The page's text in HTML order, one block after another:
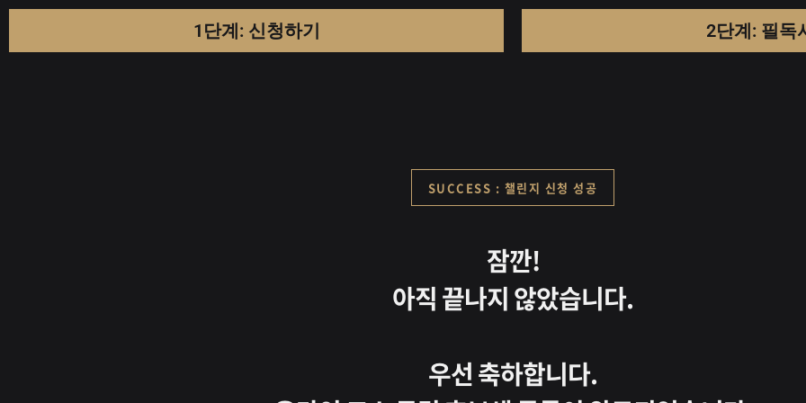
1단계: 신청하기 2단계: 필독
SUCCESS : 챌린지 신청 성공
잠깐!
아직 끝나지 않았습니다.
우선 축하합니다.